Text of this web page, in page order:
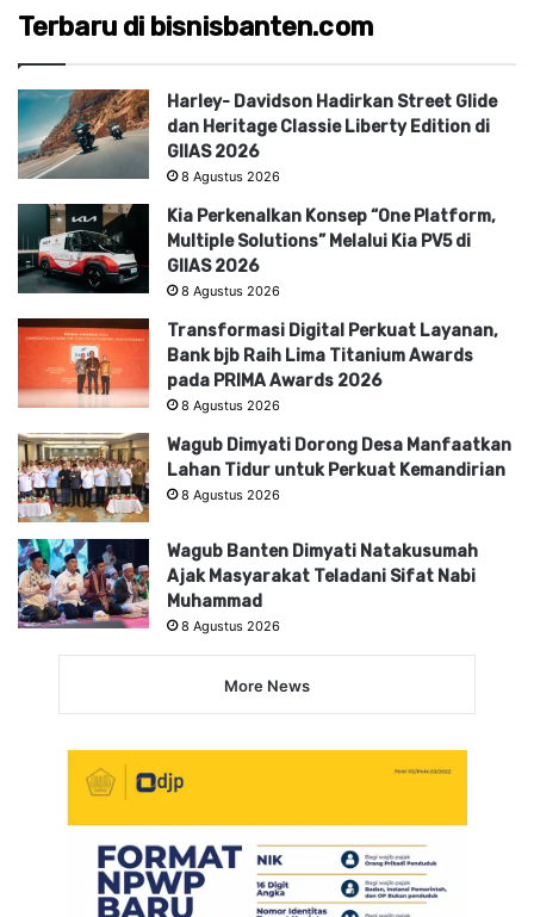
Terbaru di bisnisbanten.com
Harley- Davidson Hadirkan Street Glide
dan Heritage Classie Liberty Edition di
GIIAS 2026
8 Agustus 2026
Kia Perkenalkan Konsep “One Platform,
Multiple Solutions” Melalui Kia PV5 di
GIIAS 2026
8 Agustus 2026
Transformasi Digital Perkuat Layanan,
Bank bjb Raih Lima Titanium Awards
pada PRIMA Awards 2026
8 Agustus 2026
Wagub Dimyati Dorong Desa Manfaatkan
Lahan Tidur untuk Perkuat Kemandirian
8 Agustus 2026
Wagub Banten Dimyati Natakusumah
Ajak Masyarakat Teladani Sifat Nabi
Muhammad
8 Agustus 2026
More News